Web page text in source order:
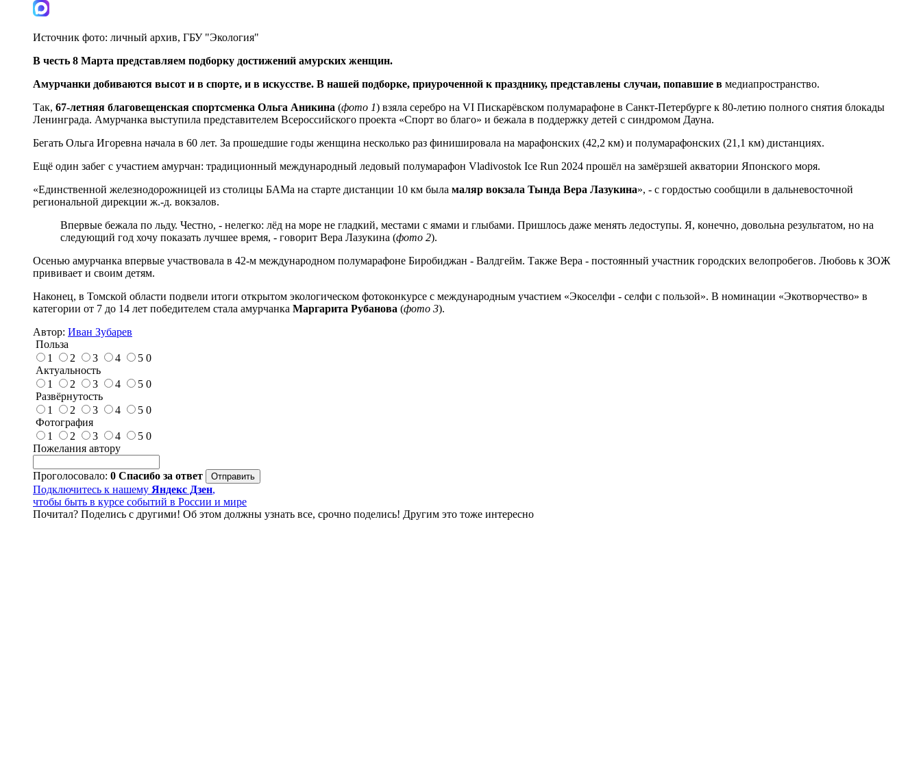
Источник фото: личный архив, ГБУ "Экология"
В честь 8 Марта представляем подборку достижений амурских женщин.
Амурчанки добиваются высот и в спорте, и в искусстве. В нашей подборке, приуроченной к празднику, представлены случаи, попавшие в медиапространство.
Так, 67-летняя благовещенская спортсменка Ольга Аникина (фото 1) взяла серебро на VI Пискарёвском полумарафоне в Санкт-Петербурге к 80-летию полного снятия блокады
Ленинграда. Амурчанка выступила представителем Всероссийского проекта «Спорт во благо» и бежала в поддержку детей с синдромом Дауна.
Бегать Ольга Игоревна начала в 60 лет. За прошедшие годы женщина несколько раз финишировала на марафонских (42,2 км) и полумарафонских (21,1 км) дистанциях.
Ещё один забег с участием амурчан: традиционный международный ледовый полумарафон Vladivostok Ice Run 2024 прошёл на замёрзшей акватории Японского моря.
«Единственной железнодорожницей из столицы БАМа на старте дистанции 10 км была маляр вокзала Тында Вера Лазукина», - с гордостью сообщили в дальневосточной
региональной дирекции ж.-д. вокзалов.
Впервые бежала по льду. Честно, - нелегко: лёд на море не гладкий, местами с ямами и глыбами. Пришлось даже менять ледоступы. Я, конечно, довольна результатом, но на
следующий год хочу показать лучшее время, - говорит Вера Лазукина (фото 2).
Осенью амурчанка впервые участвовала в 42-м международном полумарафоне Биробиджан - Валдгейм. Также Вера - постоянный участник городских велопробегов. Любовь к ЗОЖ
прививает и своим детям.
Наконец, в Томской области подвели итоги открытом экологическом фотоконкурсе с международным участием «Экоселфи - селфи с пользой». В номинации «Экотворчество» в
категории от 7 до 14 лет победителем стала амурчанка Маргарита Рубанова (фото 3).
Автор: Иван Зубарев
Польза
1
2 3 4 5 0
Актуальность
1
2 3 4 5 0
Развёрнутость
1
2 3 4 5 0
Фотография
1
2 3 4 5 0
Пожелания автору
Проголосовало: 0 Спасибо за ответ
Подключитесь к нашему Яндекс Дзен,
чтобы быть в курсе событий в России и мире
Почитал? Поделись с другими! Об этом должны узнать все, срочно поделись! Другим это тоже интересно